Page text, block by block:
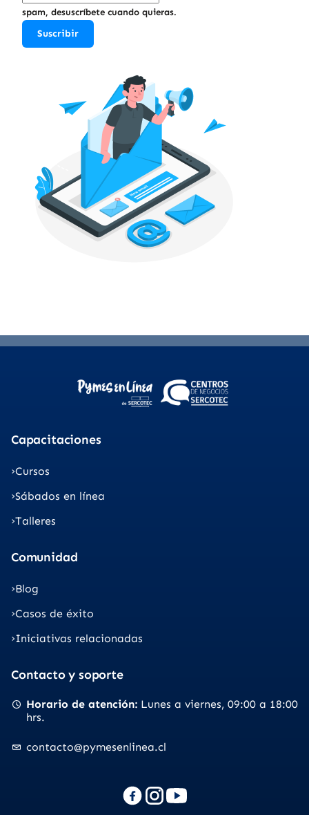
spam, desuscríbete cuando quieras.
Suscribir
Capacitaciones
Cursos
Sábados en línea
Talleres
Comunidad
Blog
Casos de éxito
Iniciativas relacionadas
Contacto y soporte
Horario de atención Lunes a viernes 09:00 a 18:00
hrs.
contacto@pymesenlinea.cl